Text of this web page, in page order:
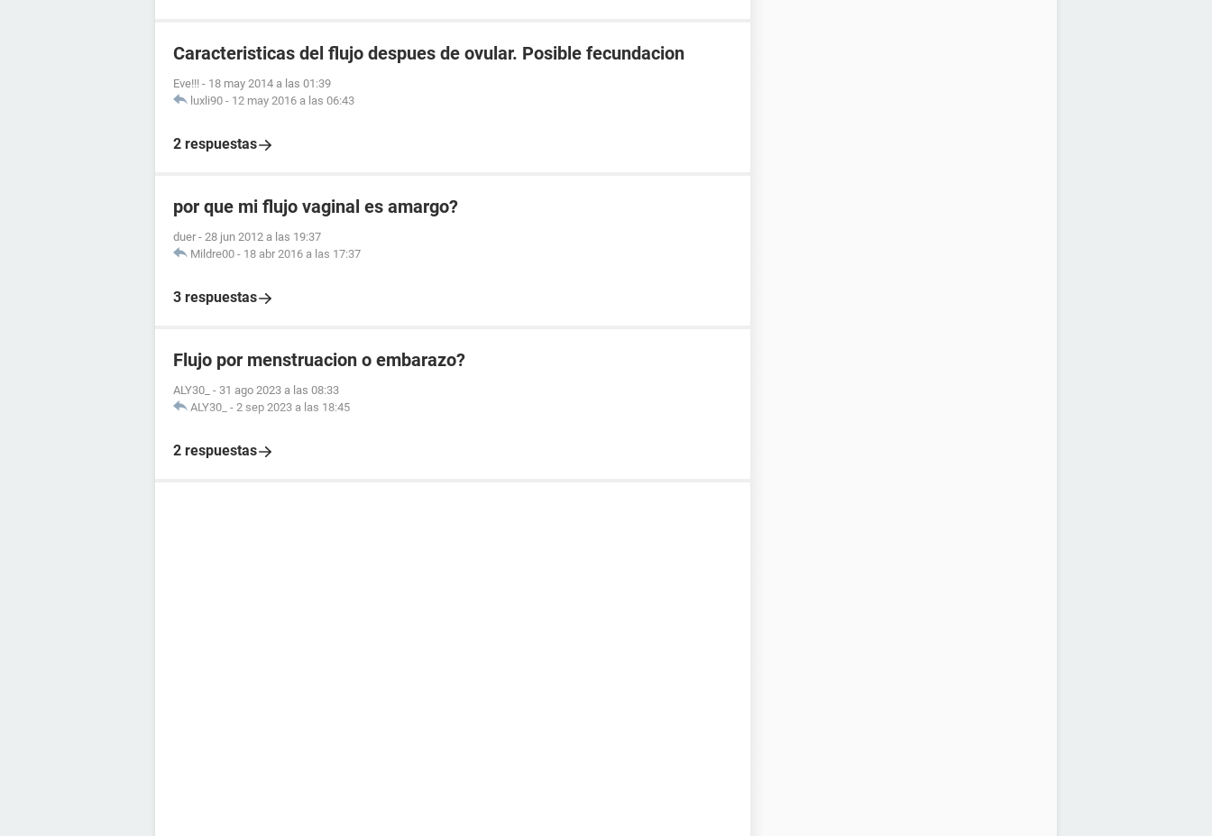
Caracteristicas del flujo despues de ovular. Posible fecundacion
Eve!!! - 18 may 2014 a las 01:39
luxli90 - 12 may 2016 a las 06:43
2 respuestas
por que mi flujo vaginal es amargo?
duer - 28 jun 2012 a las 19:37
Mildre00 - 18 abr 2016 a las 17:37
3 respuestas
Flujo por menstruacion o embarazo?
ALY30_ - 31 ago 2023 a las 08:33
ALY30_ - 2 sep 2023 a las 18:45
2 respuestas